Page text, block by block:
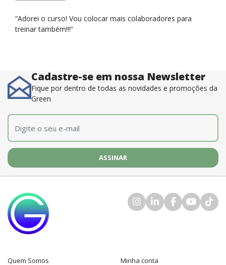
“Adorei o curso! Vou colocar mais colaboradores para
treinar também!!!”
Cadastre-se em nossa Newsletter
Fique por dentro de todas as novidades e promoções da
Green
E-mail
Quem Somos Minha conta